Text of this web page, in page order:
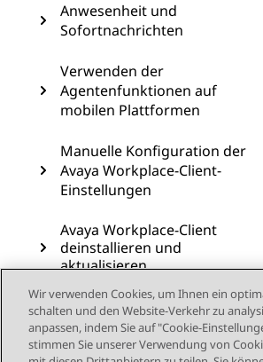
Anwesenheit und
Sofortnachrichten
Verwenden der
Agentenfunktionen auf
mobilen Plattformen
Manuelle Konfiguration der
Avaya Workplace-Client-
Einstellungen
Avaya Workplace-Client
deinstallieren und
aktualisieren
Fehlerbehebung
Einrichten des Avaya
Wir verwenden Cookies, um Ihnen ein
schalten und den Website-Verkehr zu
anpassen, indem Sie auf "Cookie-
stimmen Sie unserer Verwendung von